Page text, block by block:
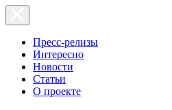
Пресс-релизы
Интересно
Новости
Статьи
О проекте